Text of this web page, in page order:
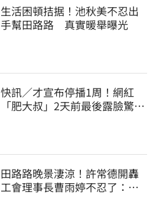
生活困頓拮据！池秋美不忍出
手幫田路路 真實暖舉曝光
快訊／才宣布停播1周！網紅
「肥大叔」2天前最後露臉驚傳
田路路晚景淒涼！許常德開轟
工會理事長曹雨婷不忍了：別